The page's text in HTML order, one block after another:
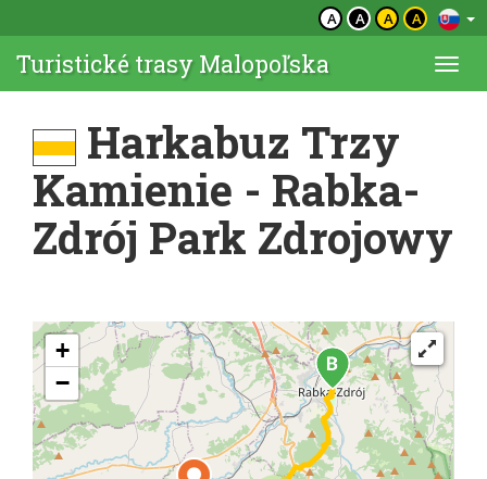
A A A A
Turistické trasy Malopoľska
Harkabuz Trzy
Kamienie - Rabka-
Zdrój Park Zdrojowy
+
−